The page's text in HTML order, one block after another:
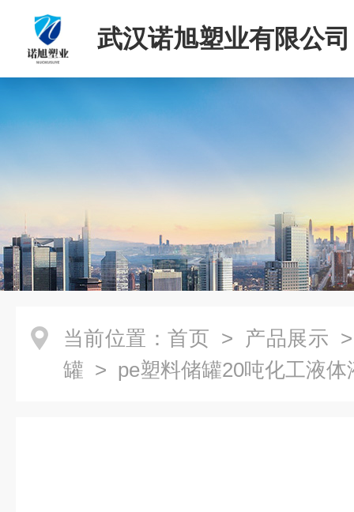
武汉诺旭塑业有限公司
当前位置： 首页 > 产品展示
罐 > pe塑料储罐20吨化工液体